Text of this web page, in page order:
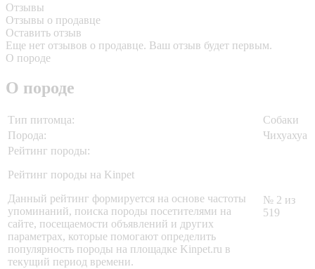
Отзывы
Отзывы о продавце
Оставить отзыв
Еще нет отзывов о продавце. Ваш отзыв будет первым.
О породе
О породе
Тип питомца:
Собаки
Порода:
Чихуахуа
Рейтинг породы:
Рейтинг породы на Kinpet
Данный рейтинг формируется на основе частоты
упоминаний, поиска породы посетителями на
сайте, посещаемости объявлений и других
параметрах, которые помогают определить
популярность породы на площадке Kinpet.ru в
текущий период времени.
№ 2 из
519